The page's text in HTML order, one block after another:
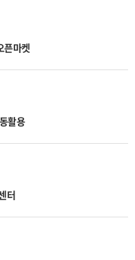
픈마켓
활용
터